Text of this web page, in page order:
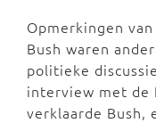
Opmerkingen
Bush waren
politieke
interview met de
verklaarde Bush,